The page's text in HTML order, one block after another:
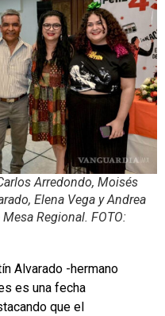
Arredondo, Moisés
Elena Vega y Andrea
Regional. FOTO:
Alvarado -hermano
es una fecha
que el